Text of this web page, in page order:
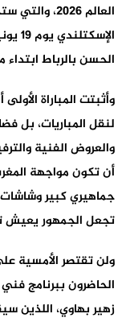
العالم
الحسن بالرباط
لنقل المباريات، بل
والعروض الفنية
أن تكون مواجهة
جماهيري كبير
تجعل الجمهور يعيش
ولن تقتصر الأمسية
الحاضرون ببرنامج
زهير بهاوي، اللذين